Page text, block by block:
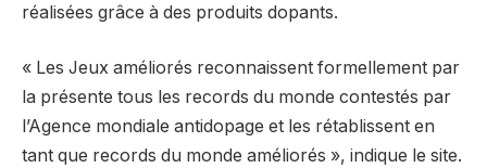
réalisées grâce à des produits dopants.
« Les Jeux améliorés reconnaissent formellement par
la présente tous les records du monde contestés par
l’Agence mondiale antidopage et les rétablissent en
tant que records du monde améliorés », indique le site.